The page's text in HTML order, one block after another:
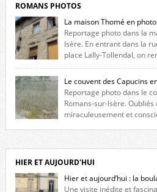
ROMANS PHOTOS
La maison Thomé en
Reportage photo dans la
Isère. En entrant dans la
place Lally-Tollendal, on
maison construite au XVIè siècle. Les
fenêtres jumelles à meneaux. Entre ces
niche qui contient une statue de la Vierge.
Le couvent des Capucins
Reportage photo dans le
Romans-sur-Isère.
miraculeusement et
l’histoire de la redécouverte de vestiges
retour sur l’histoire […]
HIER ET AUJOURD'HUI
Hier et aujourd’hui : la
Une visite inédite et